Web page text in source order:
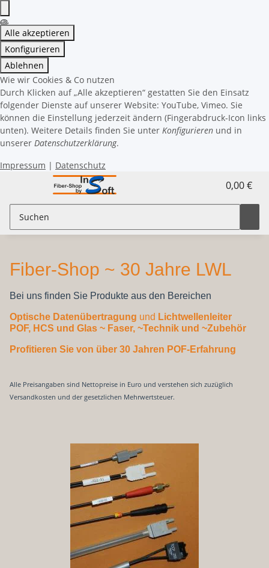
Alle akzeptieren
Konfigurieren
Ablehnen
Wie wir Cookies & Co nutzen
Durch Klicken auf „Alle akzeptieren“ gestatten Sie den Einsatz
folgender Dienste auf unserer Website: YouTube, Vimeo. Sie
können die Einstellung jederzeit ändern (Fingerabdruck-Icon links
unten). Weitere Details finden Sie unter Konfigurieren und in
unserer Datenschutzerklärung.
Impressum | Datenschutz
0,00 €
Fiber-Shop ~ 30 Jahre LWL
Bei uns finden Sie Produkte aus den Bereichen
Optische Datenübertragung und Lichtwellenleiter
POF, HCS und Glas ~ Faser, ~Technik und ~Zubehör
Profitieren Sie von über 30 Jahren POF-Erfahrung
Alle Preisangaben sind Nettopreise in Euro und verstehen sich zuzüglich
Versandkosten und der gesetzlichen Mehrwertsteuer.